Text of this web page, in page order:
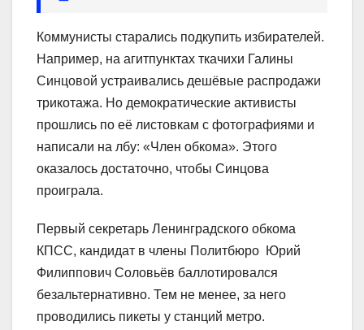
Коммунисты старались подкупить избирателей.
Например, на агитпунктах ткачихи Галины
Синцовой устраивались дешёвые распродажи
трикотажа. Но демократические активисты
прошлись по её листовкам с фотографиями и
написали на лбу: «Член обкома». Этого
оказалось достаточно, чтобы Синцова
проиграла.
Первый секретарь Ленинградского обкома
КПСС, кандидат в члены Политбюро Юрий
Филиппович Соловьёв баллотировался
безальтернативно. Тем не менее, за него
проводились пикеты у станций метро.